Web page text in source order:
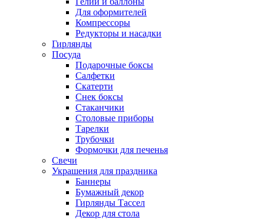
Для оформителей
Компрессоры
Редукторы и насадки
Гирлянды
Посуда
Подарочные боксы
Салфетки
Скатерти
Снек боксы
Стаканчики
Столовые приборы
Тарелки
Трубочки
Формочки для печенья
Свечи
Украшения для праздника
Баннеры
Бумажный декор
Гирлянды Тассел
Декор для стола